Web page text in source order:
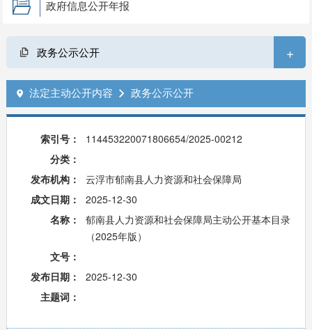
政府信息公开年报
政务公示公开 +
 法定主动公开内容  政务公示公开
索引号：
114453220071806654/2025-00212
分类：
发布机构：
云浮市郁南县人力资源和社会保障局
成文日期：
2025-12-30
名称：
郁南县人力资源和社会保障局主动公开基本目录
（2025年版）
文号：
发布日期：
2025-12-30
主题词：